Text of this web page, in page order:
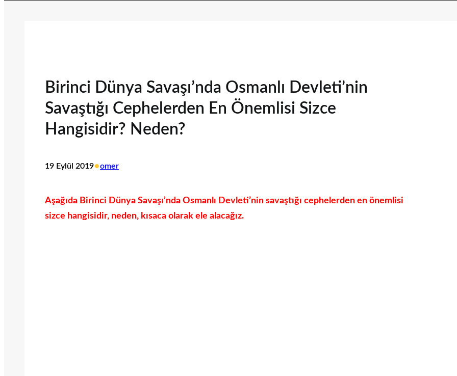
Birinci Dünya Savaşı’nda Osmanlı Devleti’nin
Savaştığı Cephelerden En Önemlisi Sizce
Hangisidir? Neden?
19 Eylül 2019•omer
Aşağıda Birinci Dünya Savaşı’nda Osmanlı Devleti’nin savaştığı cephelerden en önemlisi
sizce hangisidir, neden, kısaca olarak ele alacağız.